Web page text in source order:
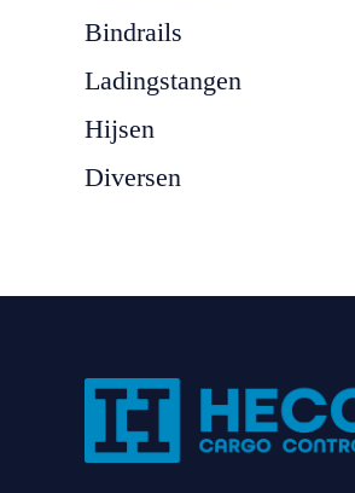
Bindrails
Ladingstangen
Hijsen
Diversen